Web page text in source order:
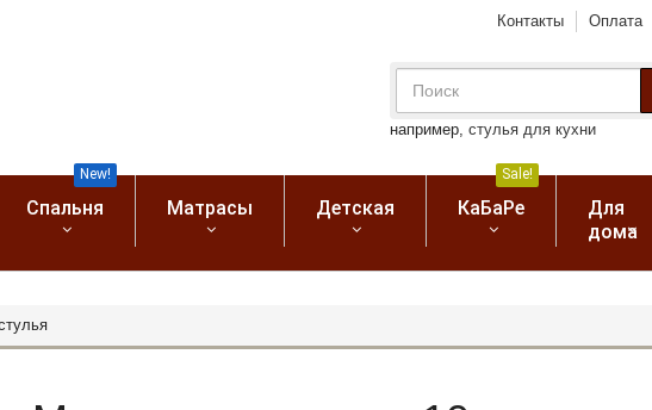
Контакты Оплата
например, стулья для кухни
Спальня
New!
Матрасы Детская КаБаРе
Sale!
Для
дома